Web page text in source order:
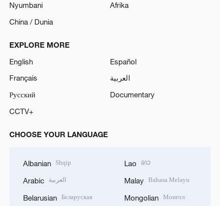
Nyumbani
Afrika
China / Dunia
EXPLORE MORE
English
Español
Français
العربية
Русский
Documentary
CCTV+
CHOOSE YOUR LANGUAGE
Albanian Shqip
Arabic العربية
Belarusian Беларуская
Lao ລາວ
Malay Bahasa Melayu
Mongolian Монгол